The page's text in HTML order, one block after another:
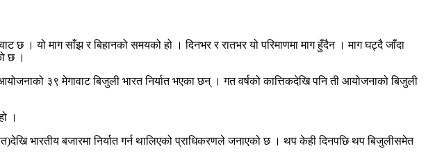
छ । यो माग साँझ र बिहानको समयको हो । दिनभर र रातभर यो परिमाणमा माग हुँदैन । माग घट्दै जाँदा
छ ।
३९ मेगावाट बिजुली भारत निर्यात भएका छन् । गत वर्षको कात्तिकदेखि पनि ती आयोजनाको बिजुली
।
भारतीय बजारमा निर्यात गर्न थालिएको प्राधिकरणले जनाएको छ । थप केही दिनपछि थप बिजुलीसमेत